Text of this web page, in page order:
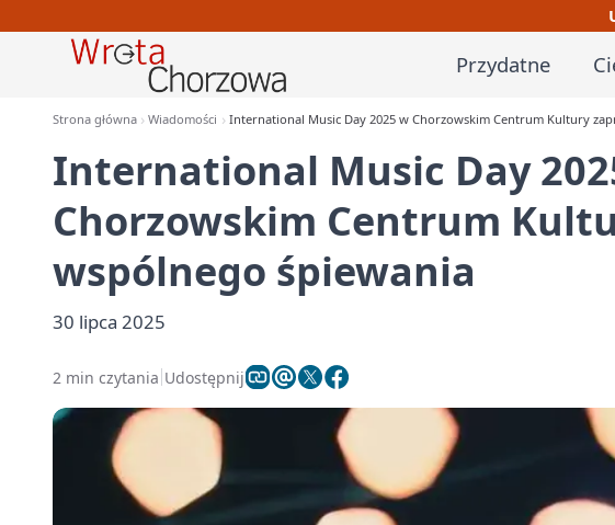
Przydatne
Strona główna Wiadomości International Music Day 2025 w Chorzowskim Centrum Kultury
International Music Day
Chorzowskim Centrum
wspólnego śpiewania
30 lipca 2025
2 min czytania Udostępnij